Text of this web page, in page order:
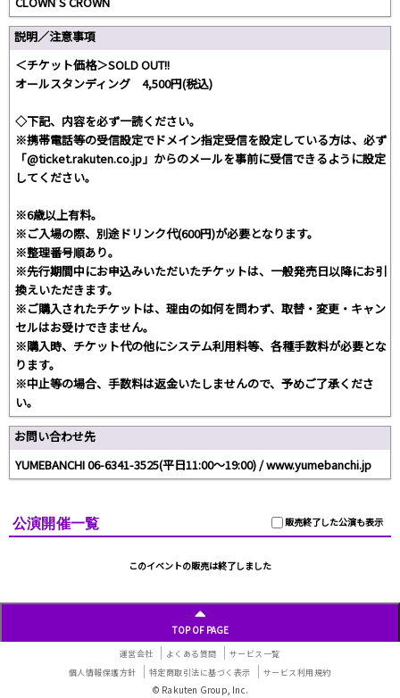
説明／注意事項
＜チケット価格＞SOLD OUT!!
オールスタンディング 4,500円(税込)
◇下記、内容を必ず一読ください。
※携帯電話等の受信設定でドメイン指定受信を設定している方は、必ず
「@ticket.rakuten.co.jp」からのメールを事前に受信できるように設定
してください。
※6歳以上有料。
※ご入場の際、別途ドリンク代(600円)が必要となります。
※整理番号順あり。
※先行期間中にお申込みいただいたチケットは、一般発売日以降にお引
換えいただきます。
※ご購入されたチケットは、理由の如何を問わず、取替・変更・キャン
セルはお受けできません。
※購入時、チケット代の他にシステム利用料等、各種手数料が必要とな
ります。
※中止等の場合、手数料は返金いたしませんので、予めご了承くださ
い。
お問い合わせ先
YUMEBANCHI 06-6341-3525(平日11:00～19:00) / www.yumebanchi.jp
販売終了した公演も表示
公演開催一覧
このイベントの販売は終了しました
TOP OF PAGE
運営会社 よくある質問
サービス一覧
個人情報保護方針
特定商取引法に基づく表示 サービス利用規約
© Rakuten Group, Inc.